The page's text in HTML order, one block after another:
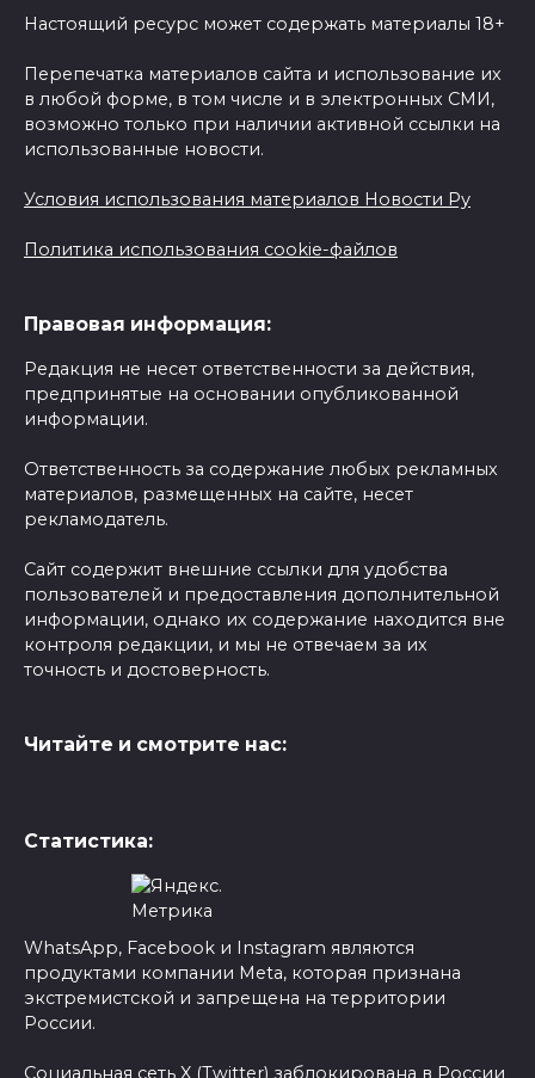
Настоящий ресурс может содержать материалы 18+
Перепечатка материалов сайта и использование их
в любой форме, в том числе и в электронных СМИ,
возможно только при наличии активной ссылки на
использованные новости.
Условия использования материалов Новости Ру
Политика использования cookie-файлов
Правовая информация:
Редакция не несет ответственности за действия,
предпринятые на основании опубликованной
информации.
Ответственность за содержание любых рекламных
материалов, размещенных на сайте, несет
рекламодатель.
Сайт содержит внешние ссылки для удобства
пользователей и предоставления дополнительной
информации, однако их содержание находится вне
контроля редакции, и мы не отвечаем за их
точность и достоверность.
Читайте и смотрите нас:
Статистика:
WhatsApp, Facebook и Instagram являются
продуктами компании Meta, которая признана
экстремистской и запрещена на территории
России.
Социальная сеть X (Twitter) заблокирована в России